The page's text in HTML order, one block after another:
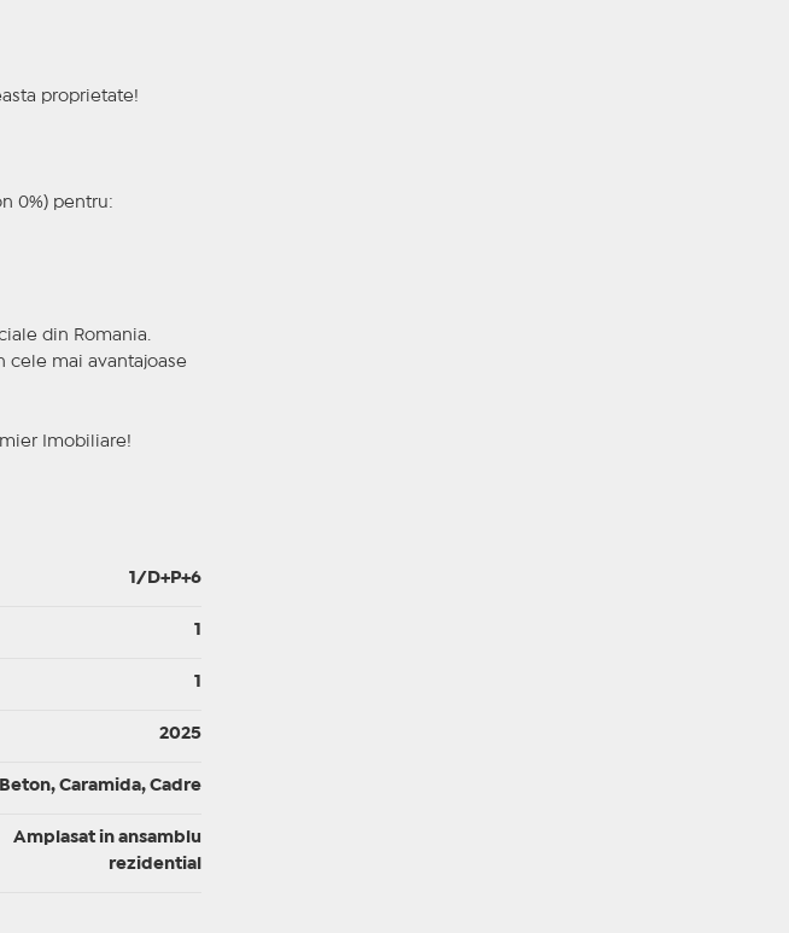
proprietate!
0%) pentru:
din Romania.
cele mai avantajoase
Imobiliare!
1/D+P+6
2025
Beton, Caramida, Cadre
Amplasat in ansamblu
rezidential